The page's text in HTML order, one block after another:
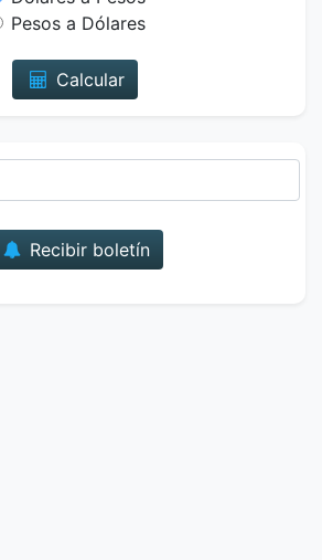
Pesos a Dólares
Calcular
Recibir boletín